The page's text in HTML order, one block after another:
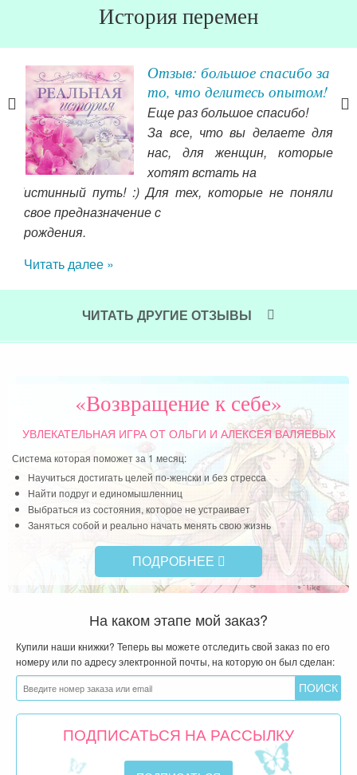
История перемен
Отзыв: большое спасибо за
то, что делитесь опытом!
Еще раз большое спасибо!
За все, что вы делаете для
нас, для женщин, которые
хотят встать на
истинный путь! :) Для тех, которые не поняли
свое предназначение с
рождения.
Читать далее »
ЧИТАТЬ ДРУГИЕ ОТЗЫВЫ
«Возвращение к себе»
УВЛЕКАТЕЛЬНАЯ ИГРАОТ ОЛЬГИ И АЛЕКСЕЯ ВАЛЯЕВЫХ
Система которая поможет за 1 месяц:
Научиться достигать целей по-женски и без стресса
Найти подруг и единомышленниц
Выбраться из состояния, которое не устраивает
Заняться собой и реально начать менять свою жизнь
ПОДРОБНЕЕ
На каком этапе мой заказ?
Купили наши книжки? Теперь вы можете отследить свой заказ по его
номеру или по адресу электронной почты, на которую он был сделан:
ПОДПИСАТЬСЯ НА РАССЫЛКУ